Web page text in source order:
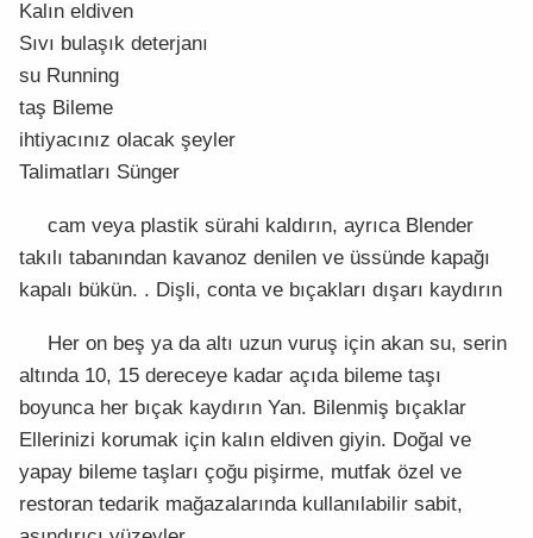
Kalın eldiven
Sıvı bulaşık deterjanı
su Running
taş Bileme
ihtiyacınız olacak şeyler
Talimatları Sünger
cam veya plastik sürahi kaldırın, ayrıca Blender
takılı tabanından kavanoz denilen ve üssünde kapağı
kapalı bükün. . Dişli, conta ve bıçakları dışarı kaydırın
Her on beş ya da altı uzun vuruş için akan su, serin
altında 10, 15 dereceye kadar açıda bileme taşı
boyunca her bıçak kaydırın Yan. Bilenmiş bıçaklar
Ellerinizi korumak için kalın eldiven giyin. Doğal ve
yapay bileme taşları çoğu pişirme, mutfak özel ve
restoran tedarik mağazalarında kullanılabilir sabit,